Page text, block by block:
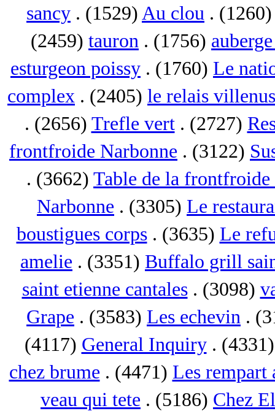
sancy . (1529) Au clou .
(2459) tauron . (1756)
esturgeon poissy . (1760) Le
complex . (2405) le relais villenus
. (2656) Trefle vert. (2727)
frontfroide Narbonne . (3122)
. (3662) Table de la frontfroide
Narbonne . (3305) Le
boustigues corps. (3635) Le
amelie . (3351) Buffalo grill
saint etienne cantales. (3098)
Grape . (3583) Les echevin .
(4117) General Inquiry.
chez brume . (4471) Les rempart
veau qui tete . (5186) Chez